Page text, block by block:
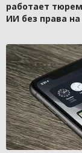
работает
ИИ без права